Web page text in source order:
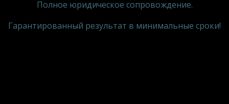
Полное юридическое сопровождение.
Гарантированный результат в минимальные сроки!